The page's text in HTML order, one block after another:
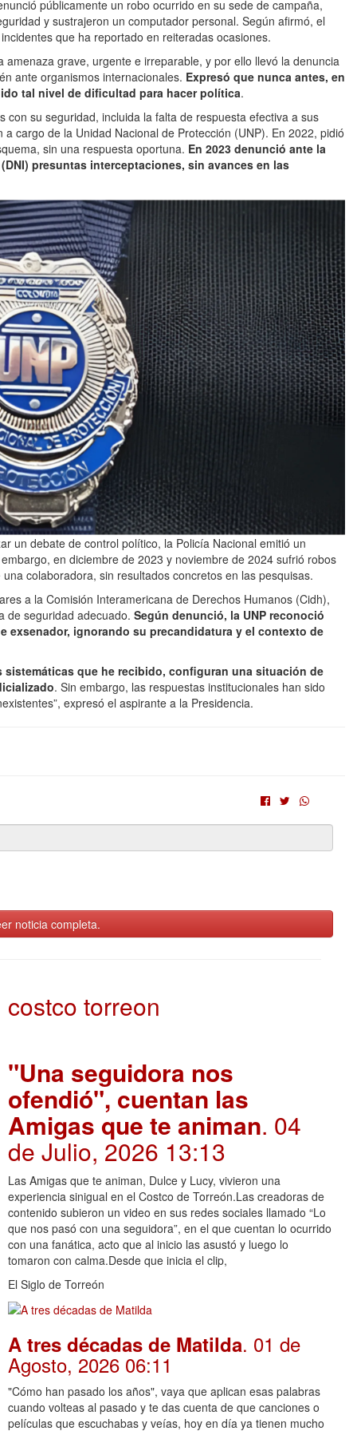
públicamente un robo ocurrido en su sede de campaña,
y sustrajeron un computador personal. Según afirmó, el
que ha reportado en reiteradas ocasiones.
grave, urgente e irreparable, y por ello llevó la denuncia
ante organismos internacionales. Expresó que nunca antes, en
tal nivel de dificultad para hacer política.
su seguridad, incluida la falta de respuesta efectiva a sus
cargo de la Unidad Nacional de Protección (UNP). En 2022, pidió
sin una respuesta oportuna. En 2023 denunció ante la
presuntas interceptaciones, sin avances en las
un debate de control político, la Policía Nacional emitió un
en diciembre de 2023 y noviembre de 2024 sufrió robos
colaboradora, sin resultados concretos en las pesquisas.
a la Comisión Interamericana de Derechos Humanos (Cidh),
de seguridad adecuado. Según denunció, la UNP reconoció
exsenador, ignorando su precandidatura y el contexto de
sistemáticas que he recibido, configuran una situación de
. Sin embargo, las respuestas institucionales han sido
expresó el aspirante a la Presidencia.
noticia completa.
costco torreon
"Una seguidora nos
ofendió", cuentan las
Amigas que te animan. 04
de Julio, 2026 13:13
Las Amigas que te animan, Dulce y Lucy, vivieron una
experiencia sinigual en el Costco de Torreón.Las creadoras de
contenido subieron un video en sus redes sociales llamado “Lo
que nos pasó con una seguidora”, en el que cuentan lo ocurrido
con una fanática, acto que al inicio las asustó y luego lo
tomaron con calma.Desde que inicia el clip,
El Siglo de Torreón
A tres décadas de Matilda. 01 de
Agosto, 2026 06:11
"Cómo han pasado los años", vaya que aplican esas palabras
cuando volteas al pasado y te das cuenta de que canciones o
películas que escuchabas y veías, hoy en día ya tienen mucho